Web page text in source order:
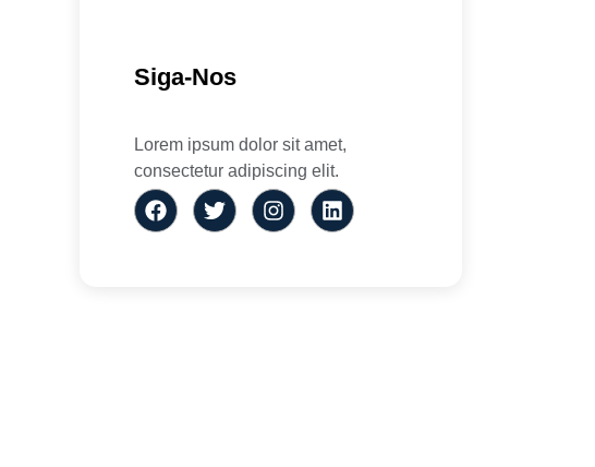
Siga-Nos
Lorem ipsum dolor sit amet,
consectetur adipiscing elit.